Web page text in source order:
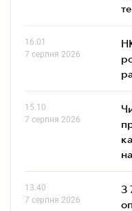
16.01
7 серпня 2026
15.10
7 серпня 2026
13.40
7 серпня 2026
З